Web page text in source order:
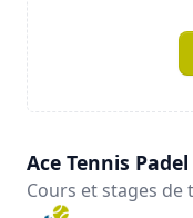
Ace Tennis
Cours et stages de